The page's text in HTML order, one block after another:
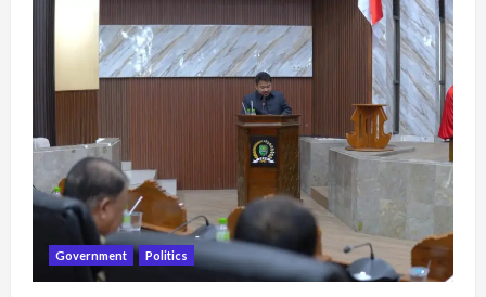
Government Politics